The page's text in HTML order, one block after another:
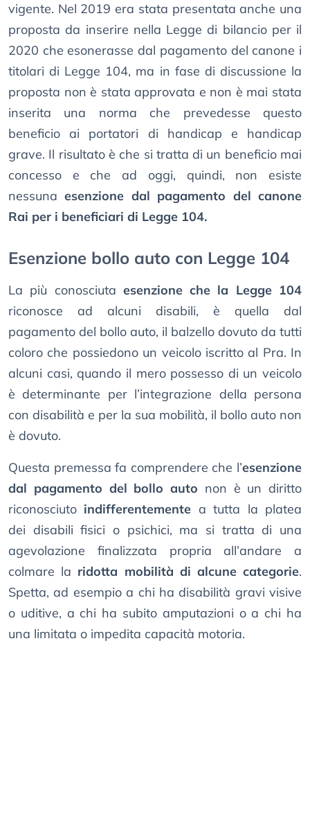
vigente. Nel 2019 era stata presentata anche una
proposta da inserire nella Legge di bilancio per il
2020 che esonerasse dal pagamento del canone i
titolari di Legge 104, ma in fase di discussione la
proposta non è stata approvata e non è mai stata
inserita una norma che prevedesse questo
beneficio ai portatori di handicap e handicap
grave. Il risultato è che si tratta di un beneficio mai
concesso e che ad oggi, quindi, non esiste
nessunaesenzione dal pagamento del canone
Rai per i beneficiari di Legge 104.
Esenzione bollo auto con Legge 104
La più conosciuta esenzione che la Legge 104
riconosce ad alcuni disabili, è quella dal
pagamento del bollo auto, il balzello dovuto da tutti
coloro che possiedono un veicolo iscritto al Pra. In
alcuni casi, quando il mero possesso di un veicolo
è determinante per l’integrazione della persona
con disabilità e per la sua mobilità, il bollo auto non
è dovuto.
Questa premessa fa comprendere che l’esenzione
dal pagamento del bollo auto non è un diritto
riconosciuto indifferentemente a tutta la platea
dei disabili fisici o psichici, ma si tratta di una
agevolazione finalizzata propria all’andare a
colmare la ridotta mobilità di alcune categorie.
Spetta, ad esempio a chi ha disabilità gravi visive
o uditive, a chi ha subito amputazioni o a chi ha
una limitata o impedita capacità motoria.